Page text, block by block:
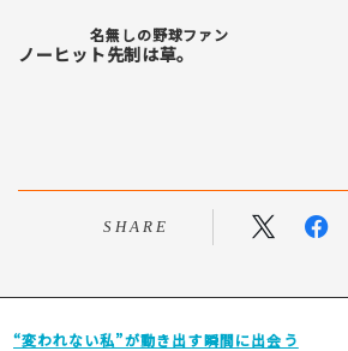
名無しの野球ファン
ノーヒット先制は草。
SHARE
“変われない私”が動き出す瞬間に出会う